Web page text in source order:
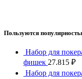
Пользуются
Набор для
фишек 27.815 ₽
Набор для